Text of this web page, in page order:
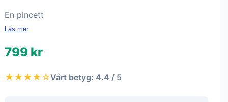
En pincett
Läs mer
799 kr
★★★★☆Vårt betyg: 4.4 / 5